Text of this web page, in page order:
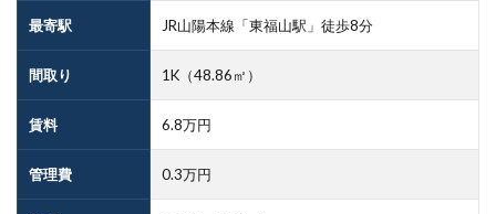
最寄駅 JR山陽本線「東福山駅」徒歩8分
間取り 1K（48.86㎡）
賃料 6.8万円
管理費 0.3万円